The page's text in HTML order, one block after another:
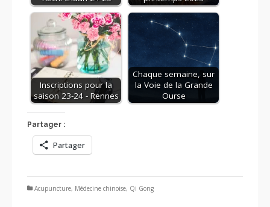
Inscriptions pour la
saison 23-24 - Rennes
Chaque semaine, sur
la Voie de la Grande
Ourse
Partager :
Partager
Acupuncture, Médecine chinoise, Qi Gong